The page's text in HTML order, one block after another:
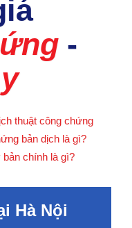
-
thuật công chứng
bản dịch là gì?
bản chính là gì?
Hà Nội